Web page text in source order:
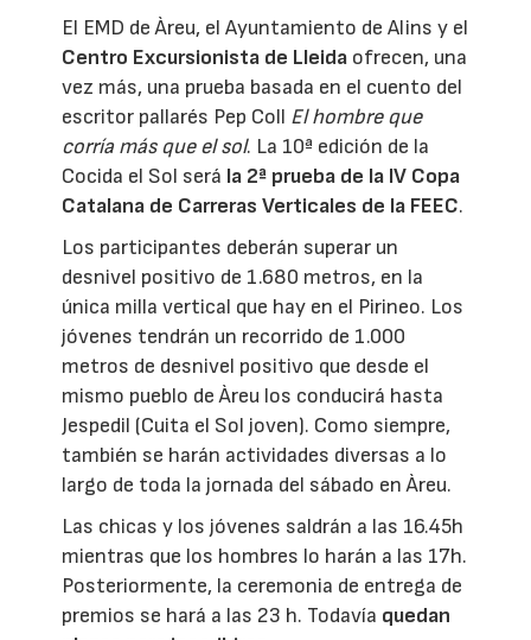
El EMD de Àreu, el Ayuntamiento de Alins y el
Centro Excursionista de Lleida ofrecen, una
vez más, una prueba basada en el cuento del
escritor pallarés Pep Coll El hombre que
corría más que el sol. La 10ª edición de la
Cocida el Sol será la 2ª prueba de la IV Copa
Catalana de Carreras Verticales de la FEEC.
Los participantes deberán superar un
desnivel positivo de 1.680 metros, en la
única milla vertical que hay en el Pirineo. Los
jóvenes tendrán un recorrido de 1.000
metros de desnivel positivo que desde el
mismo pueblo de Àreu los conducirá hasta
Jespedil (Cuita el Sol joven). Como siempre,
también se harán actividades diversas a lo
largo de toda la jornada del sábado en Àreu.
Las chicas y los jóvenes saldrán a las 16.45h
mientras que los hombres lo harán a las 17h.
Posteriormente, la ceremonia de entrega de
premios se hará a las 23 h. Todavía quedan